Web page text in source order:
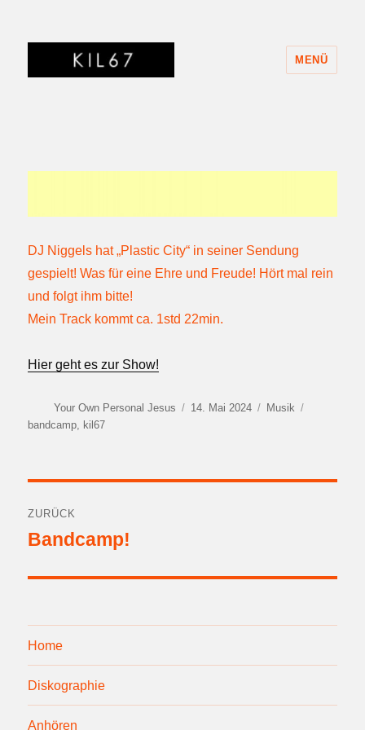
MENÜ
DJ Niggels hat „Plastic City“ in seiner Sendung
gespielt! Was für eine Ehre und Freude! Hört mal rein
und folgt ihm bitte!
Mein Track kommt ca. 1std 22min.
Hier geht es zur Show!
Autor
Your Own Personal Jesus
Veröffentlicht
14. Mai 2024 Kategorien
Musik
bandcamp, kil67
ZURÜCK
Vorheriger
Bandcamp!
Home
Diskographie
Anhören